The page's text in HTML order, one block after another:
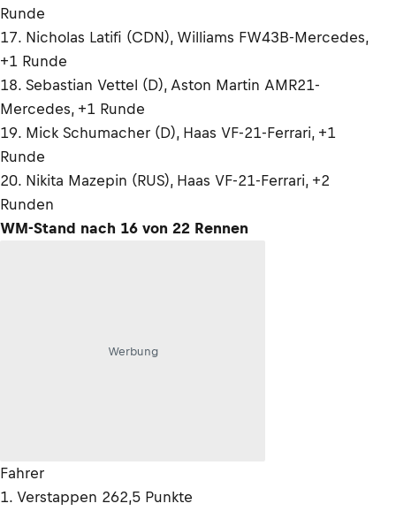
Runde
17. Nicholas Latifi (CDN), Williams FW43B-Mercedes,
+1 Runde
18. Sebastian Vettel (D), Aston Martin AMR21-
Mercedes, +1 Runde
19. Mick Schumacher (D), Haas VF-21-Ferrari, +1
Runde
20. Nikita Mazepin (RUS), Haas VF-21-Ferrari, +2
Runden
WM-Stand nach 16 von 22 Rennen
Werbung
Fahrer
1. Verstappen 262,5 Punkte